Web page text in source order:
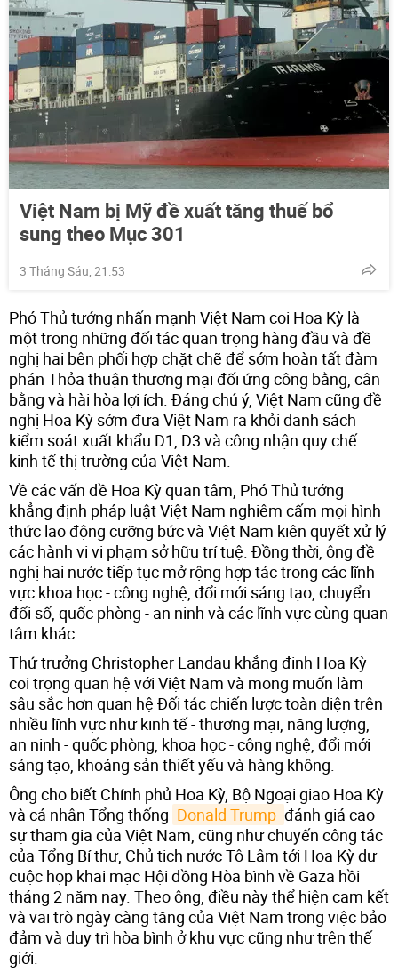
Việt Nam bị Mỹ đề xuất tăng thuế bổ
sung theo Mục 301
3 Tháng Sáu, 21:53
Phó Thủ tướng nhấn mạnh Việt Nam coi Hoa Kỳ là
một trong những đối tác quan trọng hàng đầu và đề
nghị hai bên phối hợp chặt chẽ để sớm hoàn tất đàm
phán Thỏa thuận thương mại đối ứng công bằng, cân
bằng và hài hòa lợi ích. Đáng chú ý, Việt Nam cũng đề
nghị Hoa Kỳ sớm đưa Việt Nam ra khỏi danh sách
kiểm soát xuất khẩu D1, D3 và công nhận quy chế
kinh tế thị trường của Việt Nam.
Về các vấn đề Hoa Kỳ quan tâm, Phó Thủ tướng
khẳng định pháp luật Việt Nam nghiêm cấm mọi hình
thức lao động cưỡng bức và Việt Nam kiên quyết xử lý
các hành vi vi phạm sở hữu trí tuệ. Đồng thời, ông đề
nghị hai nước tiếp tục mở rộng hợp tác trong các lĩnh
vực khoa học - công nghệ, đổi mới sáng tạo, chuyển
đổi số, quốc phòng - an ninh và các lĩnh vực cùng quan
tâm khác.
Thứ trưởng Christopher Landau khẳng định Hoa Kỳ
coi trọng quan hệ với Việt Nam và mong muốn làm
sâu sắc hơn quan hệ Đối tác chiến lược toàn diện trên
nhiều lĩnh vực như kinh tế - thương mại, năng lượng,
an ninh - quốc phòng, khoa học - công nghệ, đổi mới
sáng tạo, khoáng sản thiết yếu và hàng không.
Ông cho biết Chính phủ Hoa Kỳ, Bộ Ngoại giao Hoa Kỳ
và cá nhân Tổng thống Donald Trump đánh giá cao
sự tham gia của Việt Nam, cũng như chuyến công tác
của Tổng Bí thư, Chủ tịch nước Tô Lâm tới Hoa Kỳ dự
cuộc họp khai mạc Hội đồng Hòa bình về Gaza hồi
tháng 2 năm nay. Theo ông, điều này thể hiện cam kết
và vai trò ngày càng tăng của Việt Nam trong việc bảo
đảm và duy trì hòa bình ở khu vực cũng như trên thế
giới.